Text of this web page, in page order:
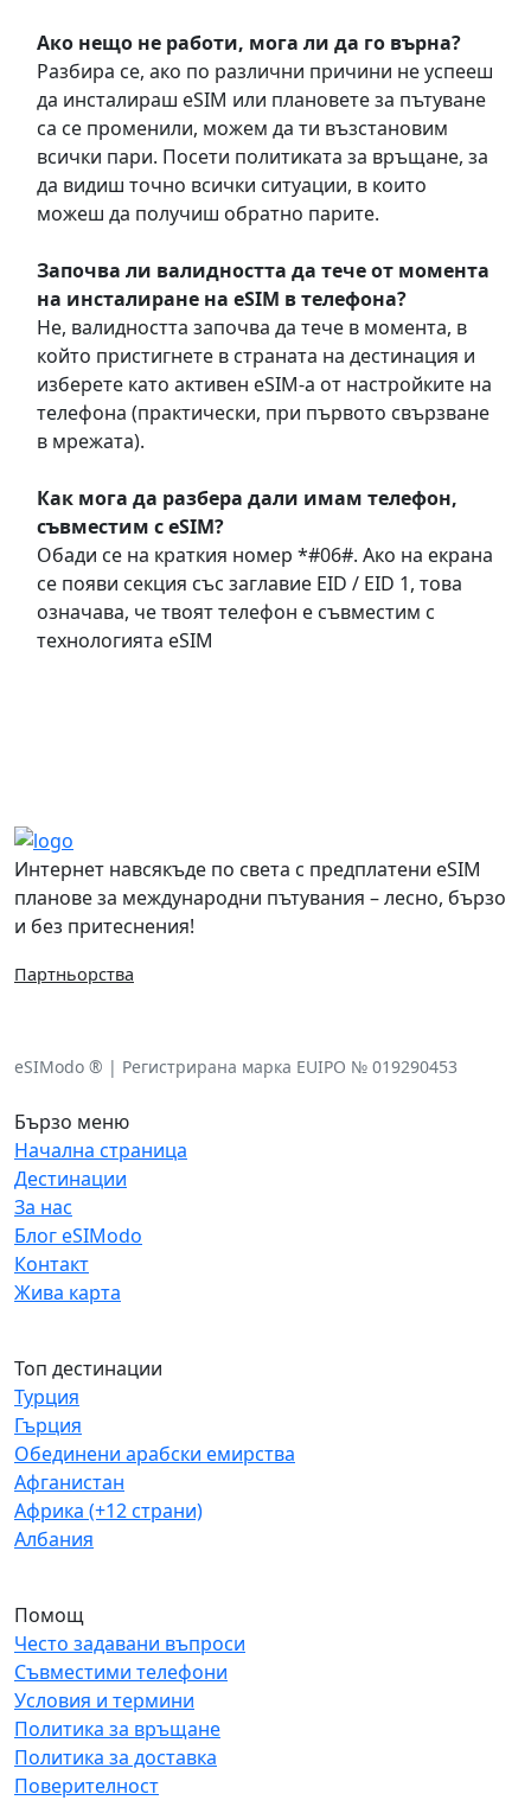
Ако нещо не работи, мога ли да го върна?
Разбира се, ако по различни причини не успееш
да инсталираш eSIM или плановете за пътуване
са се променили, можем да ти възстановим
всички пари. Посети политиката за връщане, за
да видиш точно всички ситуации, в които
можеш да получиш обратно парите.
Започва ли валидността да тече от момента
на инсталиране на eSIM в телефона?
Не, валидността започва да тече в момента, в
който пристигнете в страната на дестинация и
изберете като активен eSIM-а от настройките на
телефона (практически, при първото свързване
в мрежата).
Как мога да разбера дали имам телефон,
съвместим с eSIM?
Обади се на краткия номер *#06#. Ако на екрана
се появи секция със заглавие EID / EID 1, това
означава, че твоят телефон е съвместим с
технологията eSIM
Интернет навсякъде по света с предплатени eSIM
планове за международни пътувания – лесно, бързо
и без притеснения!
Партньорства
eSIModo ® | Регистрирана марка EUIPO № 019290453
Бързо меню
Начална страница
Дестинации
За нас
Блог eSIModo
Контакт
Жива карта
Топ дестинации
Турция
Гърция
Обединени арабски емирства
Афганистан
Африка (+12 страни)
Албания
Помощ
Често задавани въпроси
Съвместими телефони
Условия и термини
Политика за връщане
Политика за доставка
Поверителност